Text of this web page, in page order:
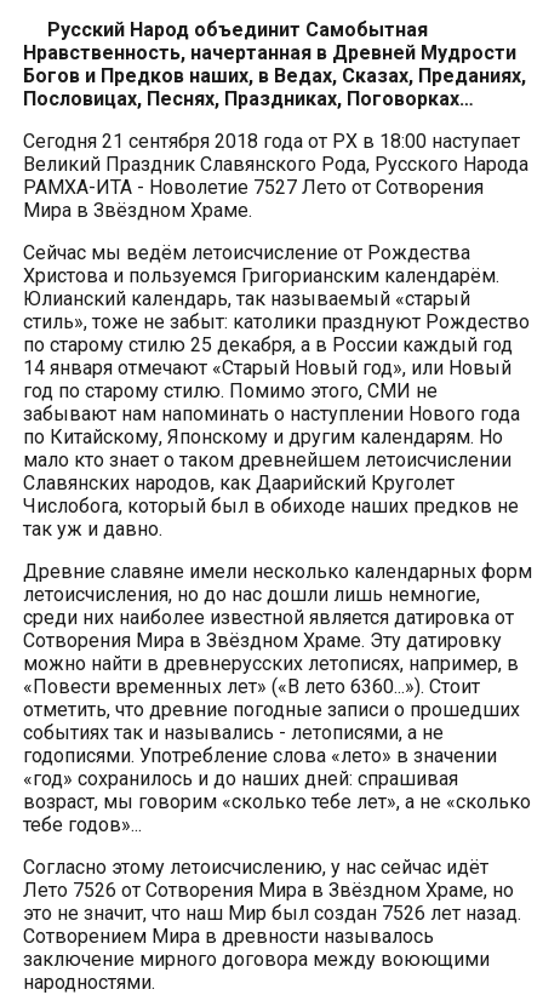
Русский Народ объединит Самобытная
Нравственность, начертанная в Древней Мудрости
Богов и Предков наших, в Ведах, Сказах, Преданиях,
Пословицах, Песнях, Праздниках, Поговорках…
Сегодня 21 сентября 2018 года от РХ в 18:00 наступает
Великий Праздник Славянского Рода, Русского Народа
РАМХА-ИТА - Новолетие 7527 Лето от Сотворения
Мира в Звёздном Храме.
Сейчас мы ведём летоисчисление от Рождества
Христова и пользуемся Григорианским календарём.
Юлианский календарь, так называемый «старый
стиль», тоже не забыт: католики празднуют Рождество
по старому стилю 25 декабря, а в России каждый год
14 января отмечают «Старый Новый год», или Новый
год по старому стилю. Помимо этого, СМИ не
забывают нам напоминать о наступлении Нового года
по Китайскому, Японскому и другим календарям. Но
мало кто знает о таком древнейшем летоисчислении
Славянских народов, как Даарийский Круголет
Числобога, который был в обиходе наших предков не
так уж и давно.
Древние славяне имели несколько календарных форм
летоисчисления, но до нас дошли лишь немногие,
среди них наиболее известной является датировка от
Сотворения Мира в Звёздном Храме. Эту датировку
можно найти в древнерусских летописях, например, в
«Повести временных лет» («В лето 6360...»). Стоит
отметить, что древние погодные записи о прошедших
событиях так и назывались - летописями, а не
годописями. Употребление слова «лето» в значении
«год» сохранилось и до наших дней: спрашивая
возраст, мы говорим «сколько тебе лет», а не «сколько
тебе годов»...
Согласно этому летоисчислению, у нас сейчас идёт
Лето 7526 от Сотворения Мира в Звёздном Храме, но
это не значит, что наш Мир был создан 7526 лет назад.
Сотворением Мира в древности называлось
заключение мирного договора между воюющими
народностями.